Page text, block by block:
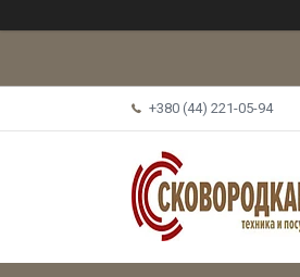
+380 (44) 221-05-94